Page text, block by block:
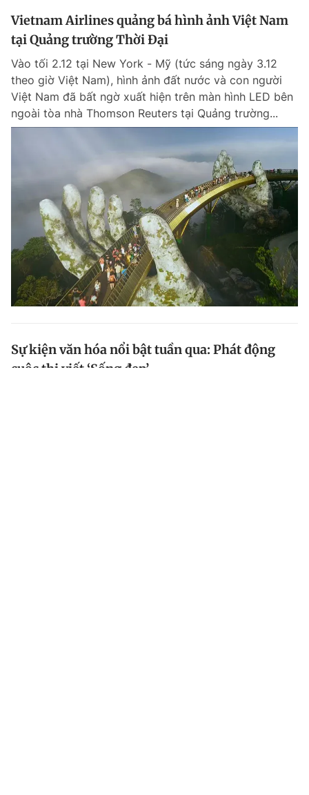
Vietnam Airlines quảng bá hình ảnh Việt Nam
tại Quảng trường Thời Đại
Vào tối 2.12 tại New York - Mỹ (tức sáng ngày 3.12
theo giờ Việt Nam), hình ảnh đất nước và con người
Việt Nam đã bất ngờ xuất hiện trên màn hình LED bên
ngoài tòa nhà Thomson Reuters tại Quảng trường...
Sự kiện văn hóa nổi bật tuần qua: Phát động
cuộc thi viết ‘Sống đẹp’